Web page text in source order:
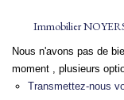
Immobilier
Nous n'avons pas de
moment , plusieurs
Transmettez-nous